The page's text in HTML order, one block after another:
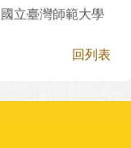
立臺灣師範大學
回列表